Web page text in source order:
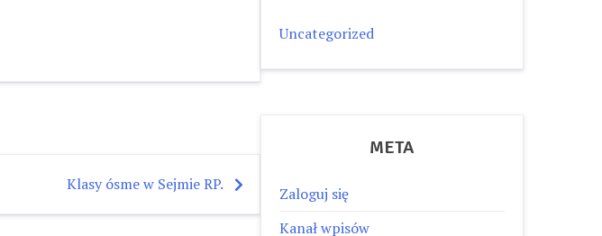
Klasy ósme w Sejmie RP.
Uncategorized
META
Zaloguj się
Kanał wpisów